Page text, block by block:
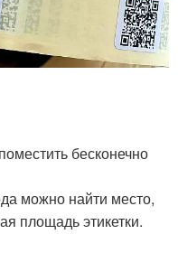
бесконечно
можно найти место,
площадь этикетки.